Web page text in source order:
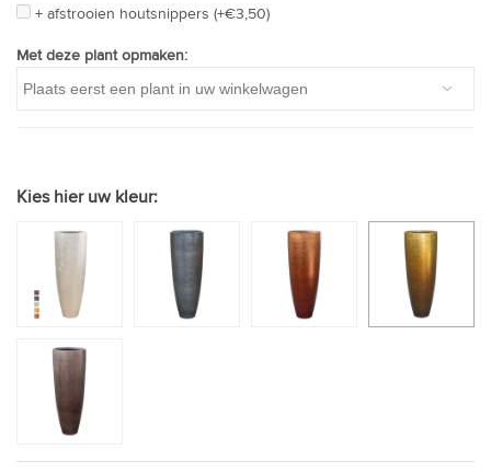
+ afstrooien houtsnippers (+€3,50)
Met deze plant opmaken:
Kies hier uw kleur: